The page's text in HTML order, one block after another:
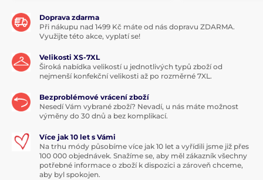
Doprava zdarma
Při nákupu nad 1499 Kč máte od nás dopravu ZDARMA.
Využijte této akce, vyplatí se!
Velikosti XS-7XL
Široká nabídka velikostí u jednotlivých typů zboží od
nejmenší konfekční velikosti až po rozměrné 7XL.
Bezproblémové vrácení zboží
Nesedí Vám vybrané zboží? Nevadí, u nás máte možnost
výměny do 30 dnů a bez komplikací.
Více jak 10 let s Vámi
Na trhu módy působíme více jak 10 let a vyřídili jsme již přes
100 000 objednávek. Snažíme se, aby měl zákazník všechny
potřebné informace o zboží k dispozici a zároveň chceme,
aby byl spokojen.